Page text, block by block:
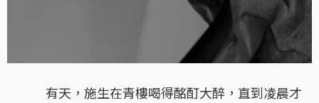
有天，施生在青樓喝得酩酊大醉，直到凌晨才